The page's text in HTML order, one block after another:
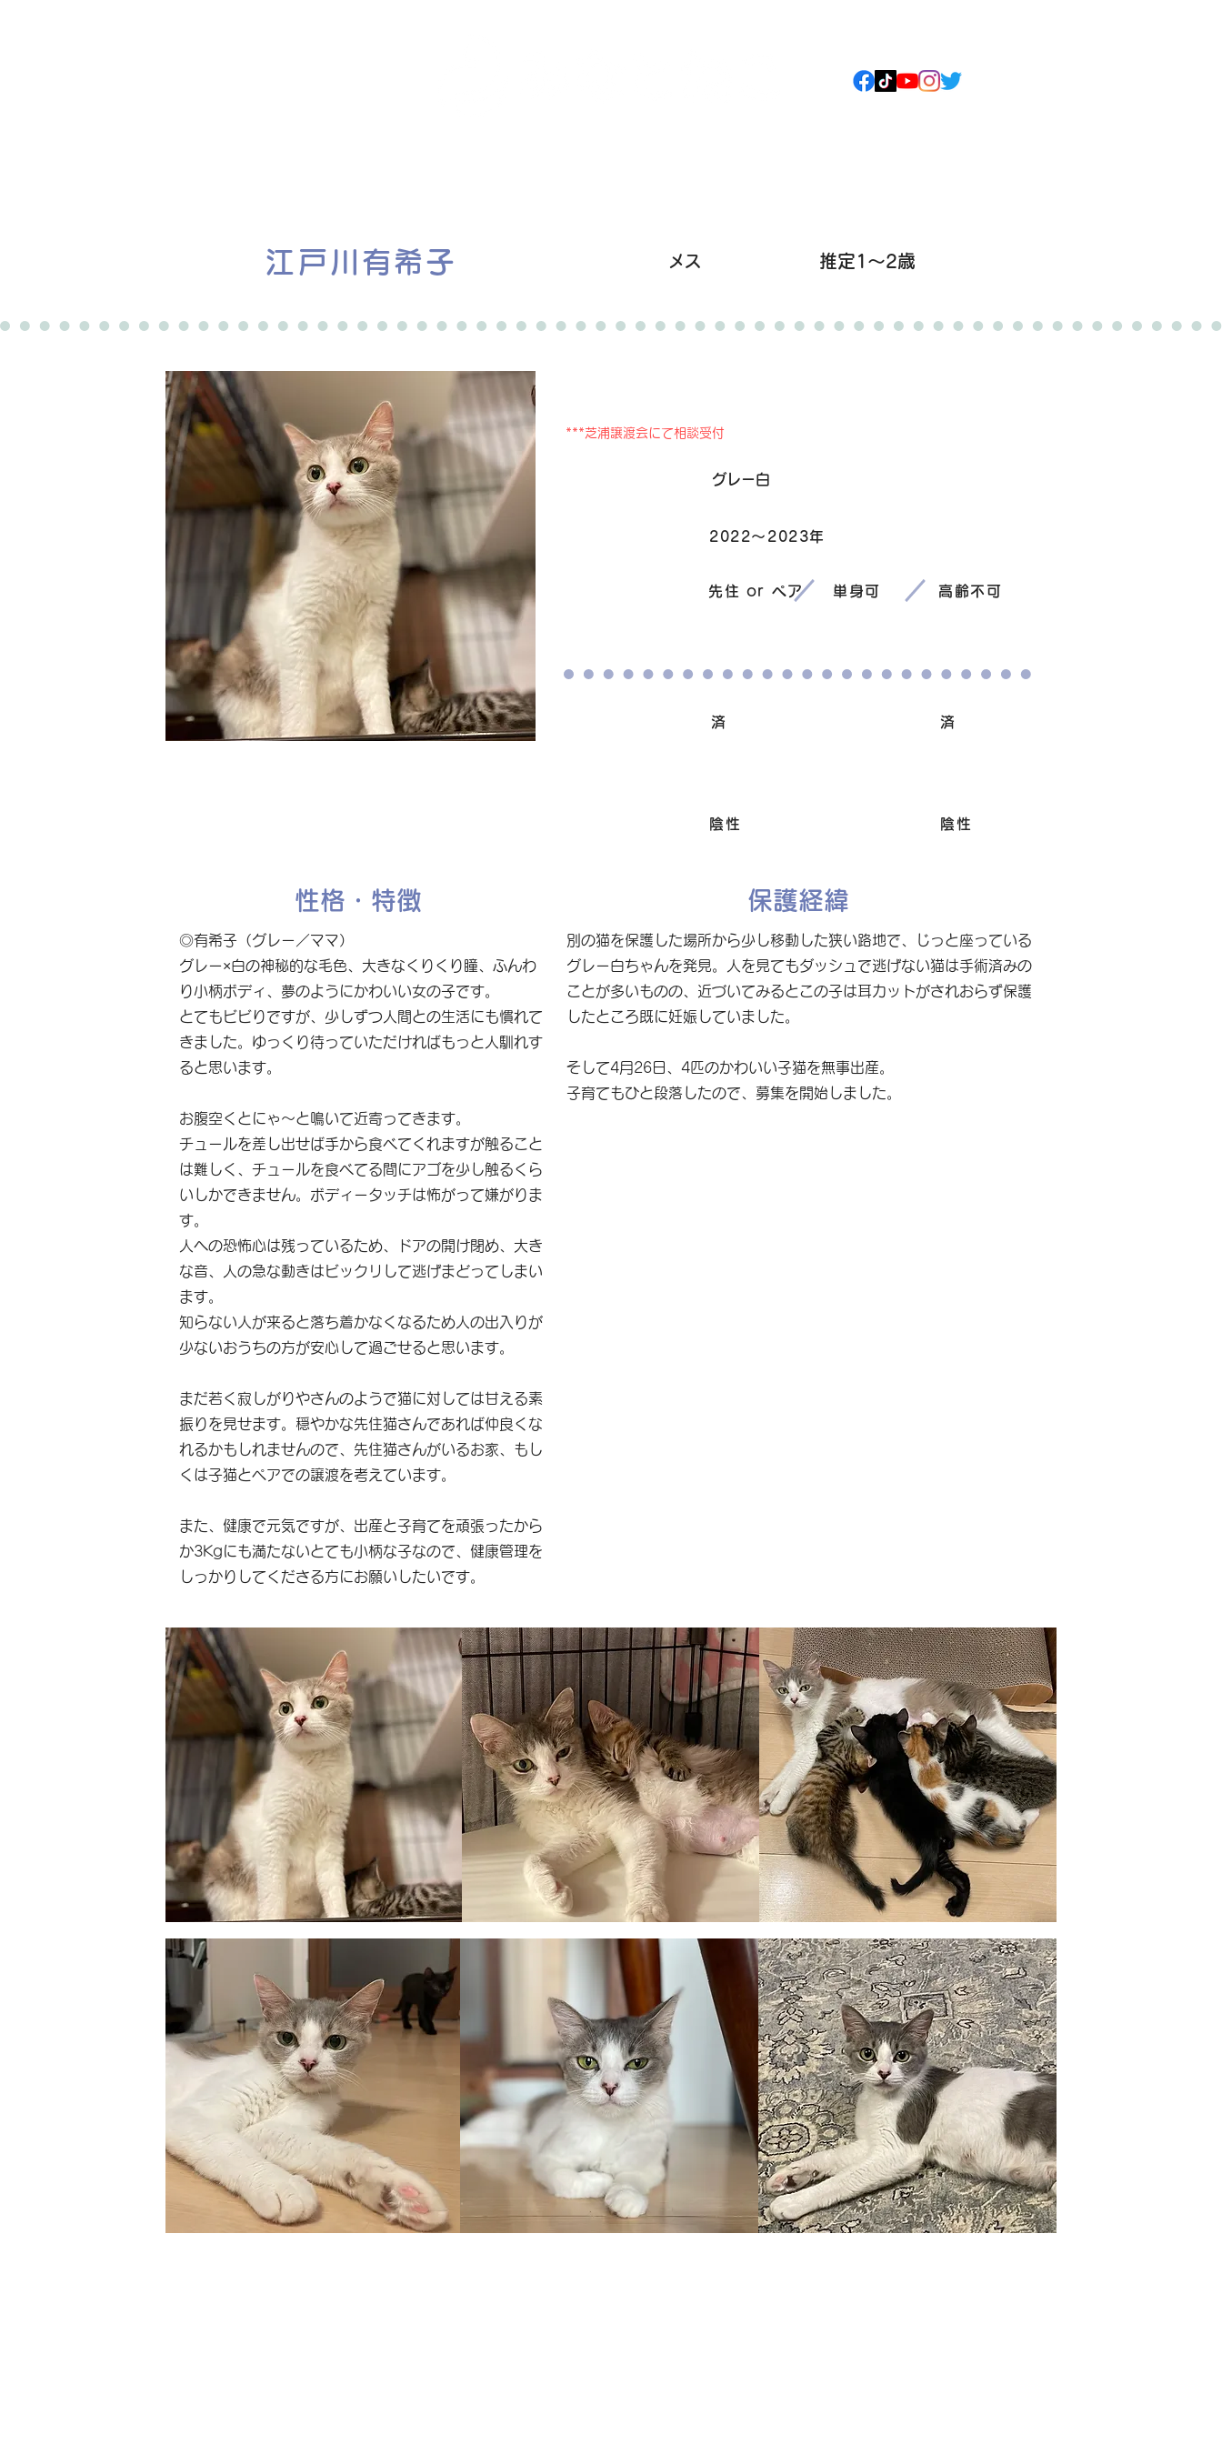
江戸川有希子 メス 推定1〜2歳
***芝浦譲渡会にて相談受付
グレー白
2022〜2023年
先住 or ペア 単身可 高齢不可
済 済
陰性 陰性
性格・特徴
◎有希子（グレー／ママ）
グレー×白の神秘的な毛色、大きなくりくり瞳、ふんわ
り小柄ボディ、夢のようにかわいい女の子です。
とてもビビりですが、少しずつ人間との生活にも慣れて
きました。ゆっくり待っていただければもっと人馴れす
ると思います。
お腹空くとにゃ〜と鳴いて近寄ってきます。
チュールを差し出せば手から食べてくれますが触ること
は難しく、チュールを食べてる間にアゴを少し触るくら
いしかできません。ボディータッチは怖がって嫌がりま
す。
人への恐怖心は残っているため、ドアの開け閉め、大き
な音、人の急な動きはビックリして逃げまどってしまい
ます。
知らない人が来ると落ち着かなくなるため人の出入りが
少ないおうちの方が安心して過ごせると思います。
まだ若く寂しがりやさんのようで猫に対しては甘える素
振りを見せます。穏やかな先住猫さんであれば仲良くな
れるかもしれませんので、先住猫さんがいるお家、もし
くは子猫とペアでの譲渡を考えています。
また、健康で元気ですが、出産と子育てを頑張ったから
か3Kgにも満たないとても小柄な子なので、健康管理を
しっかりしてくださる方にお願いしたいです。
保護経緯
別の猫を保護した場所から少し移動した狭い路地で、じっと座っている
グレー白ちゃんを発見。人を見てもダッシュで逃げない猫は手術済みの
ことが多いものの、近づいてみるとこの子は耳カットがされおらず保護
したところ既に妊娠していました。
そして4月26日、4匹のかわいい子猫を無事出産。
子育てもひと段落したので、募集を開始しました。